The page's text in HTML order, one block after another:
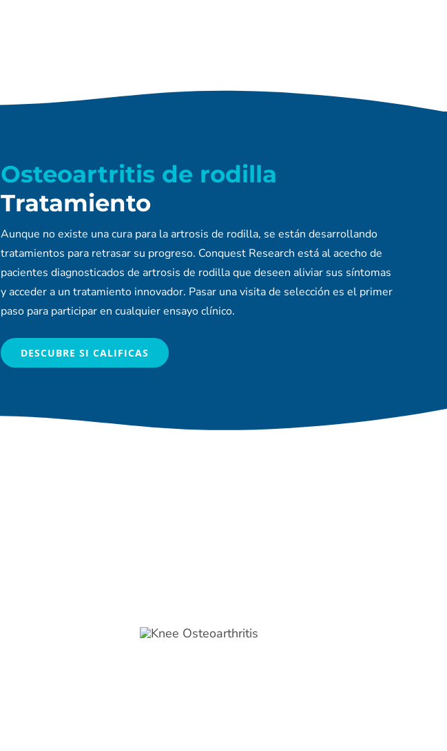
Osteoartritis de rodilla
Tratamiento
Aunque no existe una cura para la artrosis de rodilla, se están desarrollando
tratamientos para retrasar su progreso. Conquest Research está al acecho de
pacientes diagnosticados de artrosis de rodilla que deseen aliviar sus síntomas
y acceder a un tratamiento innovador. Pasar una visita de selección es el primer
paso para participar en cualquier ensayo clínico.
DESCUBRE SI CALIFICAS